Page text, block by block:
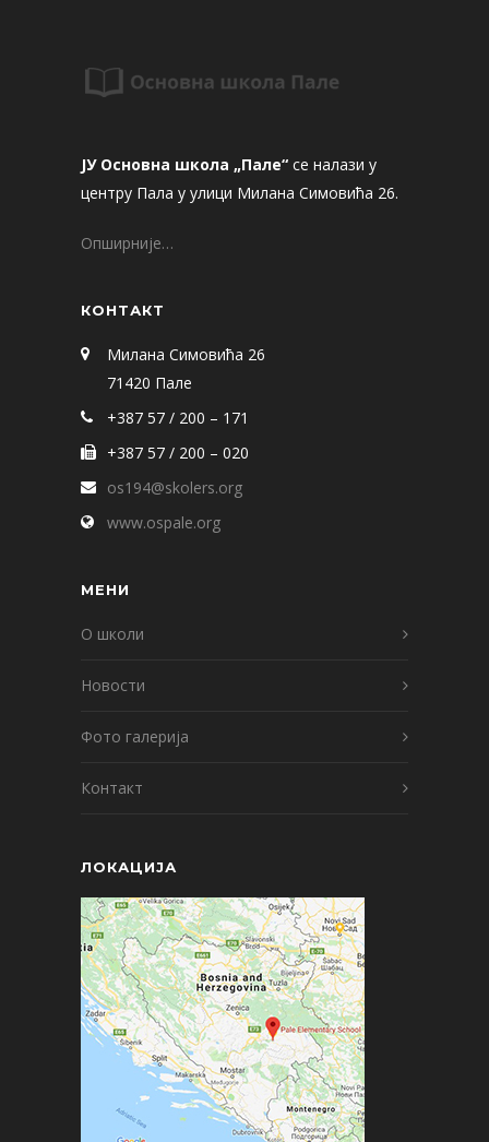
ЈУ Основна школа „Пале“ се налази у
центру Пала у улици Милана Симовића 26.
Опширније…
КОНТАКТ
Милана Симовића 26
71420 Пале
+387 57 / 200 – 171
+387 57 / 200 – 020
os194@skolers.org
www.ospale.org
МЕНИ
О школи
Новости
Фото галерија
Контакт
ЛОКАЦИЈА